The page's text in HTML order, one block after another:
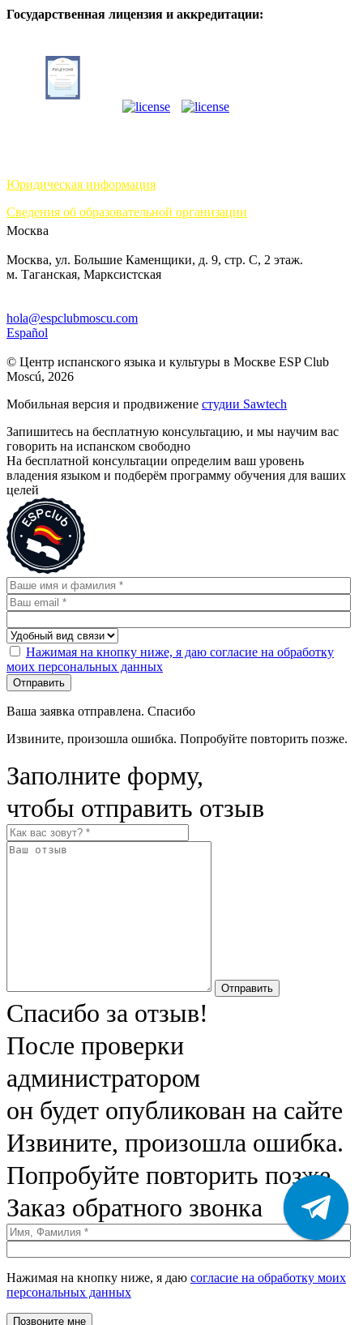
Государственная лицензия и аккредитации:
Юридическая информация
Сведения об образовательной организации
Москва
Москва, ул. Большие Каменщики, д. 9, стр. С, 2 этаж.
м. Таганская, Марксистская
hola@espclubmoscu.com
Español
© Центр испанского языка и культуры в Москве ESP Club
Moscú, 2026
Мобильная версия и продвижение студии Sawtech
Запишитесь на бесплатную консультацию, и мы научим вас
говорить на испанском свободно
На бесплатной консультации определим ваш уровень
владения языком и подберём программу обучения для ваших
целей
Нажимая на кнопку ниже, я даю согласие на обработку
моих персональных данных
Отправить
Ваша заявка отправлена. Спасибо
Извините, произошла ошибка. Попробуйте повторить позже.
Заполните форму,
чтобы отправить отзыв
Отправить
Спасибо за отзыв!
После проверки
администратором
он будет опубликован на сайте
Извините, произошла ошибка.
Попробуйте повторить позже.
Заказ обратного звонка
Нажимая на кнопку ниже, я даю согласие на обработку моих
персональных данных
Позвоните мне